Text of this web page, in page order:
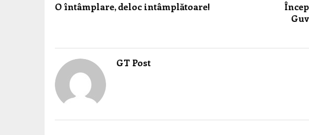
O întâmplare, deloc intâmplătoare!
GT Post